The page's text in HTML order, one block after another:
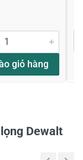
ko vậy
tâm đến
sản phẩm
giỏ hàng
Dewalt